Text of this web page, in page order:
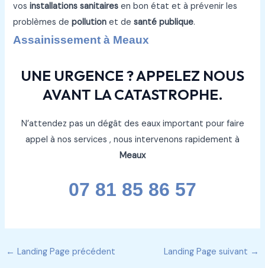
vosinstallations sanitaires en bon état et à prévenir les
problèmes depollution et desanté publique.
Assainissement à Meaux
UNE URGENCE ? APPELEZ NOUS
AVANT LA CATASTROPHE.
N’attendez pas un dégât des eaux important pour faire
appel à nos services , nous intervenons rapidement à
Meaux
07 81 85 86 57
← Landing Page précédent Landing Page suivant →